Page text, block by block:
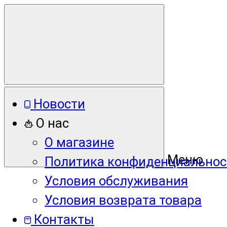
Меню
Новости
О нас
О магазине
Политика
Условия обслуживания
Условия возврата товара
Контакты